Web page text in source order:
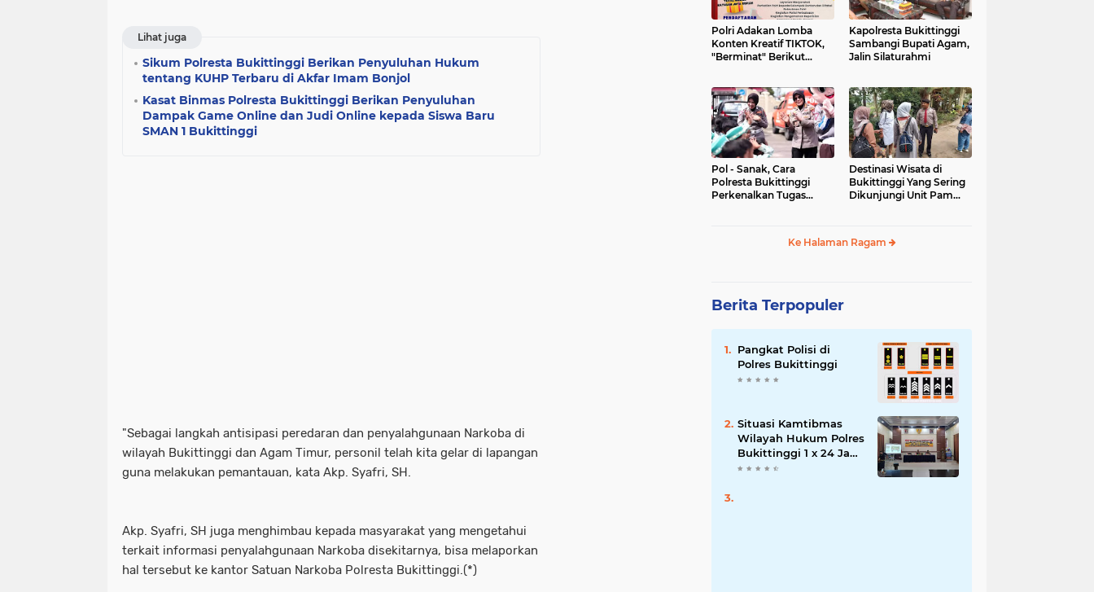
Lihat juga
Sikum Polresta Bukittinggi Berikan Penyuluhan Hukum
tentang KUHP Terbaru di Akfar Imam Bonjol
Kasat Binmas Polresta Bukittinggi Berikan Penyuluhan
Dampak Game Online dan Judi Online kepada Siswa Baru
SMAN 1 Bukittinggi
"Sebagai langkah antisipasi peredaran dan penyalahgunaan Narkoba di
wilayah Bukittinggi dan Agam Timur, personil telah kita gelar di lapangan
guna melakukan pemantauan, kata Akp. Syafri, SH.
Akp. Syafri, SH juga menghimbau kepada masyarakat yang mengetahui
terkait informasi penyalahgunaan Narkoba disekitarnya, bisa melaporkan
hal tersebut ke kantor Satuan Narkoba Polresta Bukittinggi.(*)
Polri Adakan Lomba
Konten Kreatif TIKTOK,
"Berminat" Berikut
Kapolresta Bukittinggi
Sambangi Bupati Agam,
Jalin Silaturahmi
Pol - Sanak, Cara
Polresta Bukittinggi
Perkenalkan Tugas
Destinasi Wisata di
Bukittinggi Yang Sering
Dikunjungi Unit Pam
Ke Halaman Ragam
Berita Terpopuler
Pangkat Polisi di
Polres Bukittinggi
Situasi Kamtibmas
Wilayah Hukum Polres
Bukittinggi 1 x 24 Jam
Senin 27 Juni 2022